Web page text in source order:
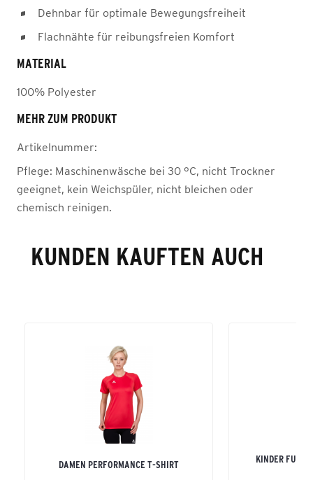
Dehnbar für optimale Bewegungsfreiheit
Flachnähte für reibungsfreien Komfort
MATERIAL
100% Polyester
MEHR ZUM PRODUKT
Artikelnummer:
Pflege: Maschinenwäsche bei 30 °C, nicht Trockner
geeignet, kein Weichspüler, nicht bleichen oder
chemisch reinigen.
KUNDEN KAUFTEN AUCH
DAMEN PERFORMANCE T-SHIRT
KINDER